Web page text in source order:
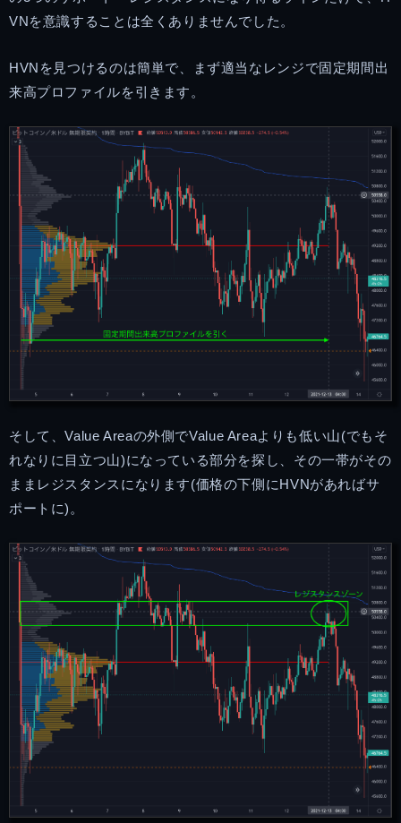
VNを意識することは全くありませんでした。
HVNを見つけるのは簡単で、まず適当なレンジで固定期間出
来高プロファイルを引きます。
そして、Value Areaの外側でValue Areaよりも低い山(でもそ
れなりに目立つ山)になっている部分を探し、その一帯がその
ままレジスタンスになります(価格の下側にHVNがあればサ
ポートに)。